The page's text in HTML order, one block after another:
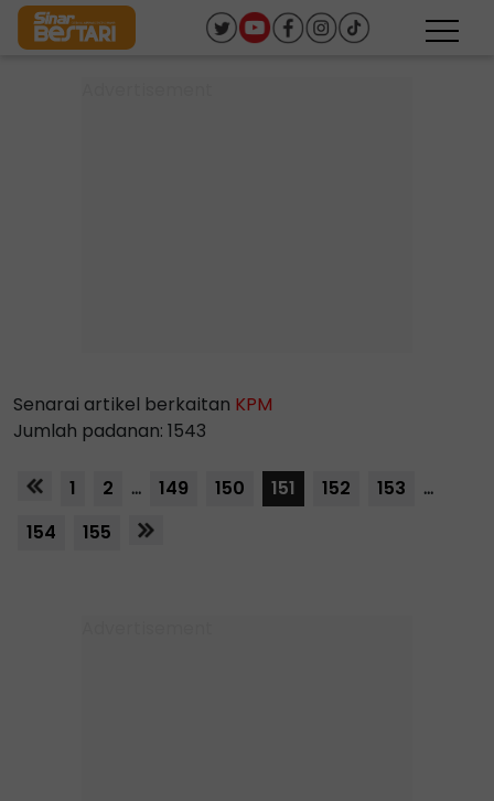
Senarai artikel berkaitan KPM
Jumlah padanan: 1543
1 2 ... 149 150 151 152 153
...
154
155